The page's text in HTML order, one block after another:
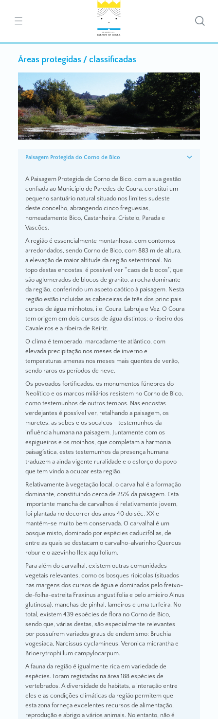
Áreas protegidas / classificadas
Paisagem Protegida do Corno de Bico
A Paisagem Protegida de Corno de Bico, com a sua gestão
confiada ao Município de Paredes de Coura, constitui um
pequeno santuário natural situado nos limites sudeste
deste concelho, abrangendo cinco freguesias,
nomeadamente Bico, Castanheira, Cristelo, Parada e
Vascões.
A região é essencialmente montanhosa, com contornos
arredondados, sendo Corno de Bico, com 883 m de altura,
a elevação de maior altitude da região setentrional. No
topo destas encostas, é possível ver ''caos de blocos'', que
são aglomerados de blocos de granito, a rocha dominante
da região, conferindo um aspeto caótico à paisagem. Nesta
região estão incluídas as cabeceiras de três dos principais
cursos de água minhotos, i.e. Coura, Labruja e Vez. O Coura
tem origem em dois cursos de água distintos: o ribeiro dos
Cavaleiros e a ribeira de Reiriz.
O clima é temperado, marcadamente atlântico, com
elevada precipitação nos meses de inverno e
temperaturas amenas nos meses mais quentes de verão,
sendo raros os períodos de neve.
Os povoados fortificados, os monumentos fúnebres do
Neolítico e os marcos miliários resistem no Corno de Bico,
como testemunhos de outros tempos. Nas encostas
verdejantes é possível ver, retalhando a paisagem, os
muretes, as sebes e os socalcos - testemunhos da
influência humana na paisagem. Juntamente com os
espigueiros e os moinhos, que completam a harmonia
paisagística, estes testemunhos da presença humana
traduzem a ainda vigente ruralidade e o esforço do povo
que tem vindo a ocupar esta região.
Relativamente à vegetação local, o carvalhal é a formação
dominante, constituindo cerca de 25% da paisagem. Esta
importante mancha de carvalhos é relativamente jovem,
foi plantada no decorrer dos anos 40 do séc. XX e
mantém-se muito bem conservada. O carvalhal é um
bosque misto, dominado por espécies caducifólias, de
entre as quais se destacam o carvalho-alvarinho Quercus
robur e o azevinho Ilex aquifolium.
Para além do carvalhal, existem outras comunidades
vegetais relevantes, como os bosques ripícolas (situados
nas margens dos cursos de água e dominados pelo freixo-
de-folha-estreita Fraxinus angustifolia e pelo amieiro Alnus
glutinosa), manchas de pinhal, lameiros e uma turfeira. No
total, existem 439 espécies de flora no Corno de Bico,
sendo que, várias destas, são especialmente relevantes
por possuírem variados graus de endemismo: Bruchia
vogesiaca, Narcissus cyclamineus, Veronica micrantha e
Brioerytrophillum campylocarpum.
A fauna da região é igualmente rica em variedade de
espécies. Foram registadas na área 188 espécies de
vertebrados. A diversidade de habitats, a interação entre
eles e as condições climáticas da região permitem que
esta zona forneça excelentes recursos de alimentação,
reprodução e abrigo a vários animais. No entanto, não é